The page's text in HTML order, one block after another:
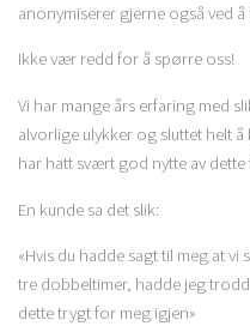
anonymiserer gjerne også ved å
Ikke vær redd for å spørre oss!
Vi har mange års erfaring med
alvorlige ulykker og sluttet helt
har hatt svært god nytte av dette
En kunde sa det slik:
«Hvis du hadde sagt til meg at
tre dobbeltimer, hadde jeg
dette trygt for meg igjen»